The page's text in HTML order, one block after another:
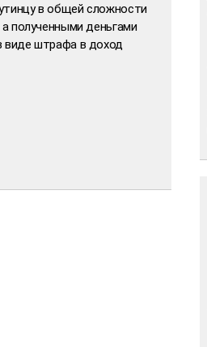
в общей сложности
полученными деньгами
виде штрафа в доход